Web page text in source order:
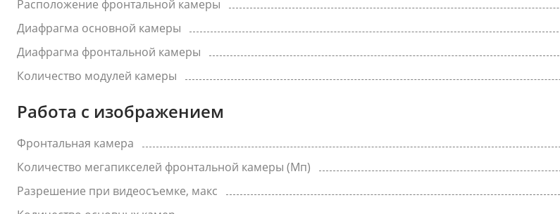
Расположение фронтальной камеры
Диафрагма основной камеры
Диафрагма фронтальной камеры
Количество модулей камеры
Работа с изображением
Фронтальная камера
Количество мегапикселей фронтальной камеры (Мп)
Разрешение при видеосъемке, макс